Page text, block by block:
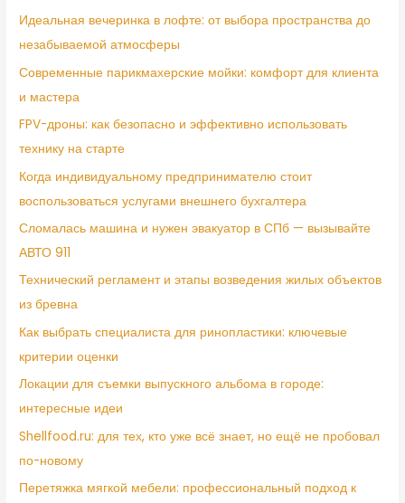
Идеальная вечеринка в лофте: от выбора пространства до
незабываемой атмосферы
Современные парикмахерские мойки: комфорт для клиента
и мастера
FPV-дроны: как безопасно и эффективно использовать
технику на старте
Когда индивидуальному предпринимателю стоит
воспользоваться услугами внешнего бухгалтера
Сломалась машина и нужен эвакуатор в СПб — вызывайте
АВТО 911
Технический регламент и этапы возведения жилых объектов
из бревна
Как выбрать специалиста для ринопластики: ключевые
критерии оценки
Локации для съемки выпускного альбома в городе:
интересные идеи
Shellfood.ru: для тех, кто уже всё знает, но ещё не пробовал
по-новому
Перетяжка мягкой мебели: профессиональный подход к